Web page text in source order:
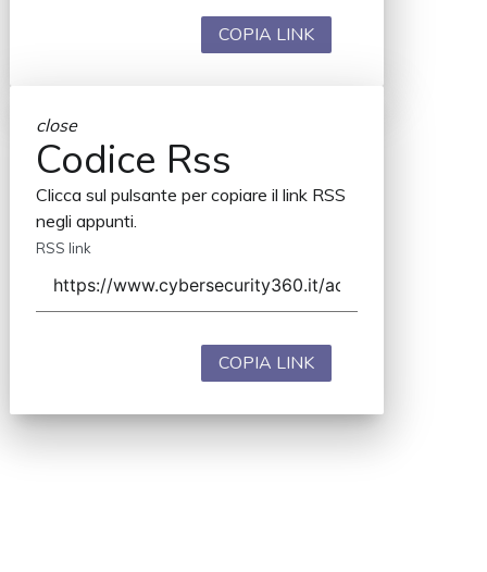
COPIA LINK
close
Codice Rss
Clicca sul pulsante per copiare il link RSS
negli appunti.
RSS link
COPIA LINK